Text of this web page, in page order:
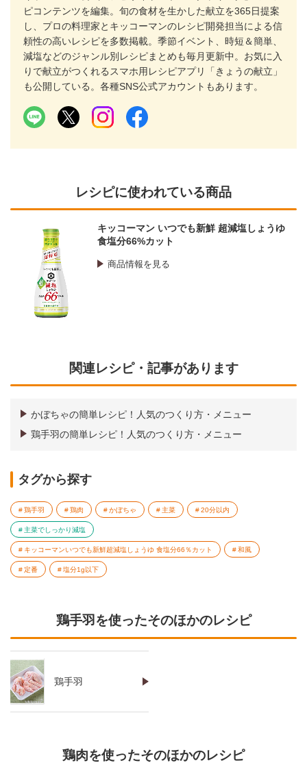
ピコンテンツを編集。旬の食材を生かした献立を365日提案
し、プロの料理家とキッコーマンのレシピ開発担当による信
頼性の高いレシピを多数掲載。季節イベント、時短＆簡単、
減塩などのジャンル別レシピまとめも毎月更新中。お気に入
りで献立がつくれるスマホ用レシピアプリ「きょうの献立」
も公開している。各種SNS公式アカウントもあります。
レシピに使われている商品
キッコーマン いつでも新鮮 超減塩しょうゆ
食塩分66%カット
商品情報を見る
関連レシピ・記事があります
かぼちゃの簡単レシピ！人気のつくり方・メニュー
鶏手羽の簡単レシピ！人気のつくり方・メニュー
タグから探す
鶏手羽 鶏肉 かぼちゃ 主菜 20分以内
主菜でしっかり減塩
キッコーマンいつでも新鮮超減塩しょうゆ 食塩分66％カット 和風
定番 塩分1g以下
鶏手羽を使ったそのほかのレシピ
鶏手羽
鶏肉を使ったそのほかのレシピ